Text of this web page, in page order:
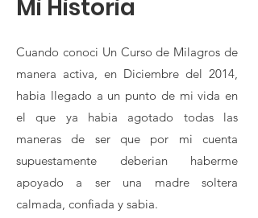
Mi Historia
Cuando conoci Un Curso de Milagros de
manera activa, en Diciembre del 2014,
habia llegado a un punto de mi vida en
el que ya habia agotado todas las
maneras de ser que por mi cuenta
supuestamente deberian haberme
apoyado a ser una madre soltera
calmada, confiada y sabia.